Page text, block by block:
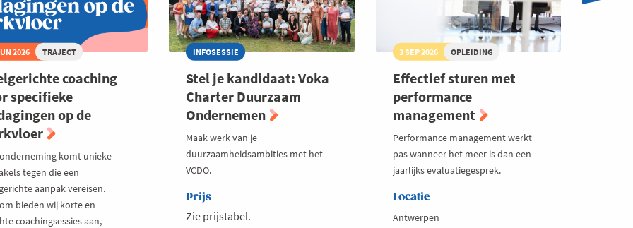
2026 TRAJECT
coaching
specifieke
op de
komt unieke
tegen die een
aanpak vereisen.
bieden wij korte en
coachingsessies aan,
INFOSESSIE
Stel je kandidaat: Voka
Charter Duurzaam
Ondernemen
Maak werk van je
duurzaamheidsambities met het
VCDO.
Prijs
Zie prijstabel.
3 SEP 2026 OPLEIDING
Effectief sturen met
performance
management
Performance management werkt
pas wanneer het meer is dan een
jaarlijks evaluatiegesprek.
Locatie
Antwerpen